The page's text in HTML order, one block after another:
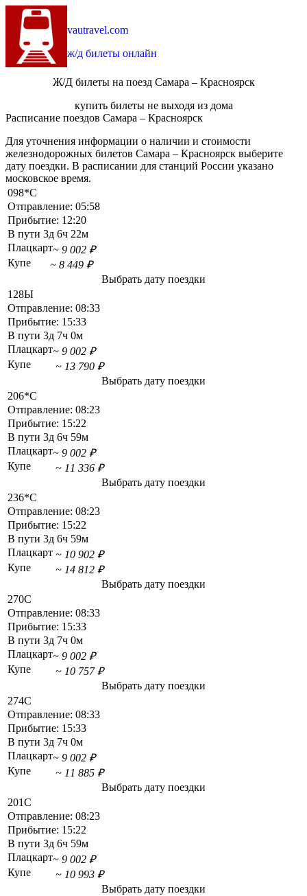
vautravel.com
ж/д билеты онлайн
Ж/Д билеты на поезд Самара – Красноярск
купить билеты не выходя из дома
Расписание поездов Самара – Красноярск
Для уточнения информации о наличии и стоимости
железнодорожных билетов Самара – Красноярск выберите
дату поездки. В расписании для станций России указано
московское время.
098*С
Отправление: 05:58
Прибытие: 12:20
В пути 3д 6ч 22м
Плацкарт~ 9 002 ₽
Купе
~ 8 449 ₽
Выбрать дату поездки
128Ы
Отправление: 08:33
Прибытие: 15:33
В пути 3д 7ч 0м
Плацкарт~ 9 002 ₽
Купе
~ 13 790 ₽
Выбрать дату поездки
206*С
Отправление: 08:23
Прибытие: 15:22
В пути 3д 6ч 59м
Плацкарт~ 9 002 ₽
Купе
~ 11 336 ₽
Выбрать дату поездки
236*С
Отправление: 08:23
Прибытие: 15:22
В пути 3д 6ч 59м
Плацкарт ~ 10 902 ₽
Купе
~ 14 812 ₽
Выбрать дату поездки
270С
Отправление: 08:33
Прибытие: 15:33
В пути 3д 7ч 0м
Плацкарт~ 9 002 ₽
Купе
~ 10 757 ₽
Выбрать дату поездки
274С
Отправление: 08:33
Прибытие: 15:33
В пути 3д 7ч 0м
Плацкарт~ 9 002 ₽
Купе
~ 11 885 ₽
Выбрать дату поездки
201С
Отправление: 08:23
Прибытие: 15:22
В пути 3д 6ч 59м
Плацкарт~ 9 002 ₽
Купе
~ 10 993 ₽
Выбрать дату поездки